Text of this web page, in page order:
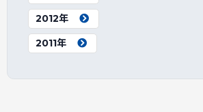
2012年
2011年